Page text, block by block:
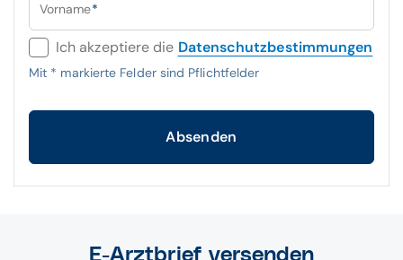
Vorname*
Ich akzeptiere die Datenschutzbestimmungen
Mit * markierte Felder sind Pflichtfelder
Absenden
E-Arztbrief versenden